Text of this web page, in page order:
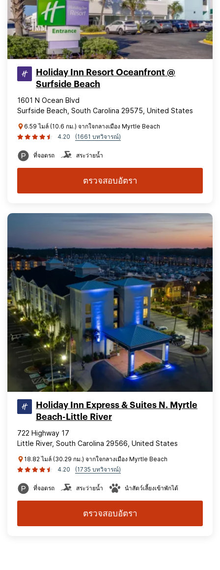
Holiday Inn Resort Oceanfront @
Surfside Beach
1601 N Ocean Blvd
Surfside Beach, South Carolina 29575, United States
6.59 ไมล์ (10.6 กม.) จากใจกลางเมือง Myrtle Beach
4.20
(1661 บทวิจารณ์)
ที่จอดรถ สระว่ายน้ำ
ตรวจสอบอัตรา
Holiday Inn Express & Suites N. Myrtle
Beach-Little River
722 Highway 17
Little River, South Carolina 29566, United States
18.82 ไมล์ (30.29 กม.) จากใจกลางเมือง Myrtle Beach
4.20
(1735 บทวิจารณ์)
ที่จอดรถ สระว่ายน้ำ นำสัตว์เลี้ยงเข้าพักได้
ตรวจสอบอัตรา